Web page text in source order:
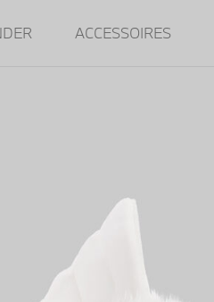
ACCESSOIRES